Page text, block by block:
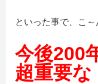
といった事で、こ～
今後200
超重要な